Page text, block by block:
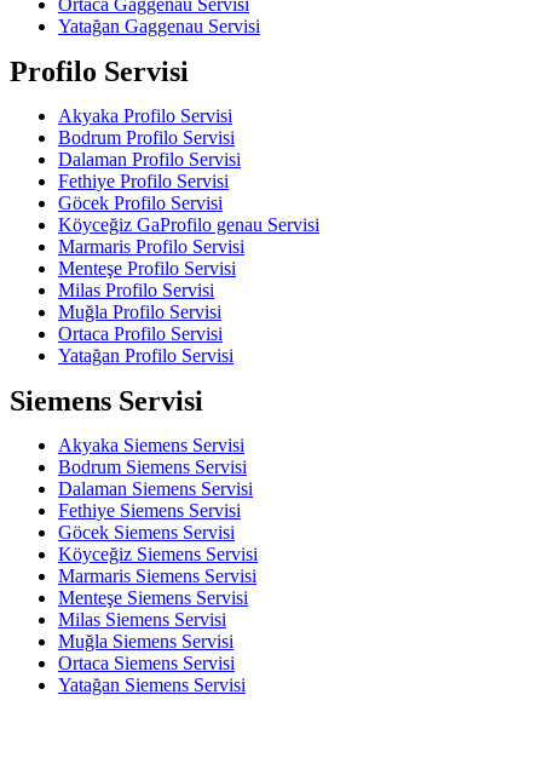
Ortaca Gaggenau Servisi
Yatağan Gaggenau Servisi
Profilo Servisi
Akyaka Profilo Servisi
Bodrum Profilo Servisi
Dalaman Profilo Servisi
Fethiye Profilo Servisi
Göcek Profilo Servisi
Köyceğiz GaProfilo genau Servisi
Marmaris Profilo Servisi
Menteşe Profilo Servisi
Milas Profilo Servisi
Muğla Profilo Servisi
Ortaca Profilo Servisi
Yatağan Profilo Servisi
Siemens Servisi
Akyaka Siemens Servisi
Bodrum Siemens Servisi
Dalaman Siemens Servisi
Fethiye Siemens Servisi
Göcek Siemens Servisi
Köyceğiz Siemens Servisi
Marmaris Siemens Servisi
Menteşe Siemens Servisi
Milas Siemens Servisi
Muğla Siemens Servisi
Ortaca Siemens Servisi
Yatağan Siemens Servisi